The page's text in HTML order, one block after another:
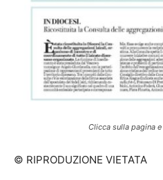
Clicca sulla pagina
© RIPRODUZIONE VIETATA